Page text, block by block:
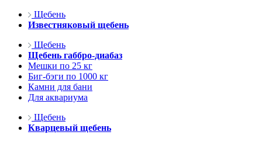
Щебень
Известняковый щебень
Щебень
Щебень габбро-диабаз
Мешки по 25 кг
Биг-бэги по 1000 кг
Камни для бани
Для аквариума
Щебень
Кварцевый щебень